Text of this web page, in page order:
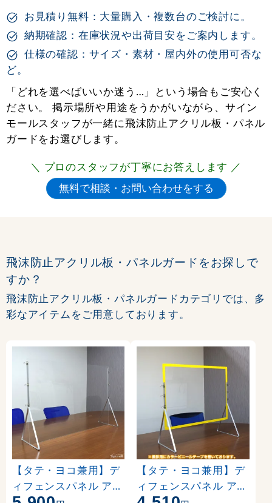
お見積り無料：大量購入・複数台のご検討に。
納期確認：在庫状況や出荷目安をご案内します。
仕様の確認：サイズ・素材・屋内外の使用可否な
ど。
「どれを選べばいいか迷う…」という場合もご安心く
ださい。 掲示場所や用途をうかがいながら、サイン
モールスタッフが一緒に飛沫防止アクリル板・パネル
ガードをお選びします。
＼ プロのスタッフが丁寧にお答えします ／
飛沫防止アクリル板・パネルガードをお探しで
すか？
飛沫防止アクリル板・パネルガードカテゴリでは、多
彩なアイテムをご用意しております。
【タテ・ヨコ兼用】デ
ィフェンスパネル アク
【タテ・ヨコ兼用】デ
ィフェンスパネル アク